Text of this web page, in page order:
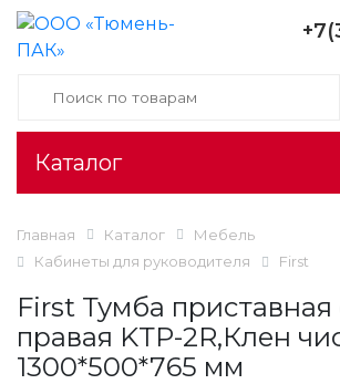
Каталог
Главная Каталог
Мебель
Кабинеты для руководителя
First
First Тумба приставная
правая KТР-2R,Клен
1300*500*765 мм